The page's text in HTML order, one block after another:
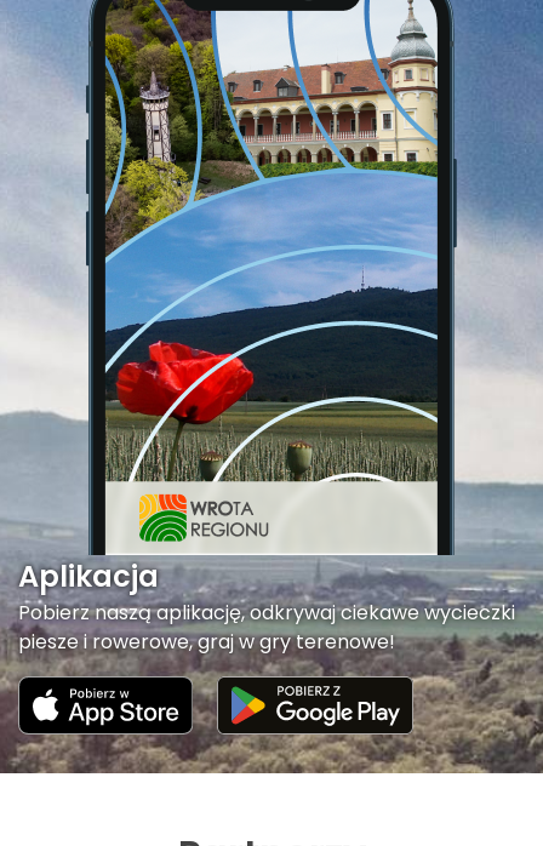
Aplikacja
Pobierz naszą aplikację, odkrywaj ciekawe wycieczki
piesze i rowerowe, graj w gry terenowe!